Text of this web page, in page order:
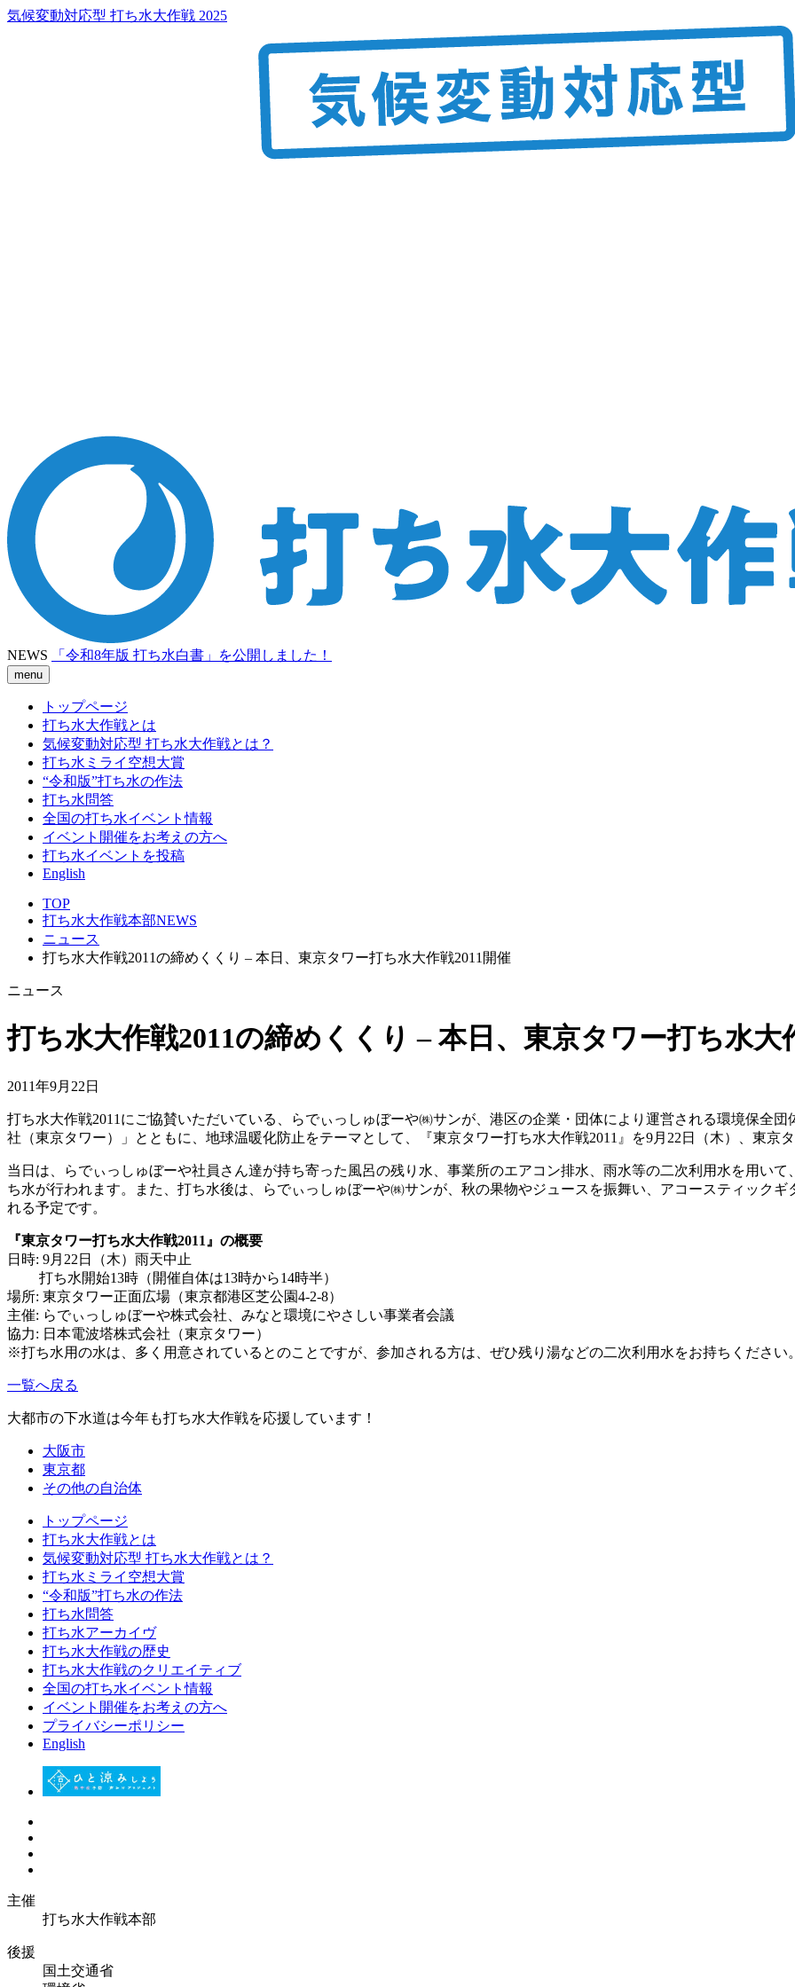
気候変動対応型 打ち水大作戦 2025
NEWS 「令和8年版 打ち水白書」を公開しました！
menu
トップページ
打ち水大作戦とは
気候変動対応型 打ち水大作戦とは？
打ち水ミライ空想大賞
“令和版”打ち水の作法
打ち水問答
全国の打ち水イベント情報
イベント開催をお考えの方へ
打ち水イベントを投稿
English
TOP
打ち水大作戦本部NEWS
ニュース
打ち水大作戦2011の締めくくり – 本日、東京タワー打ち水大作戦2011開催
ニュース
打ち水大作戦2011の締めくくり – 本日、東京タワー打ち水大
2011年9月22日
打ち水大作戦2011にご協賛いただいている、らでぃっしゅぼーや㈱サンが、港区の企業・団体により運営される環境保全
社（東京タワー）」とともに、地球温暖化防止をテーマとして、『東京タワー打ち水大作戦2011』を9月22日（木）、東京
当日は、らでぃっしゅぼーや社員さん達が持ち寄った風呂の残り水、事業所のエアコン排水、雨水等の二次利用水を用い
ち水が行われます。また、打ち水後は、らでぃっしゅぼーや㈱サンが、秋の果物やジュースを振舞い、アコースティック
れる予定です。
『東京タワー打ち水大作戦2011』の概要
日時: 9月22日（木）雨天中止
打ち水開始13時（開催自体は13時から14時半）
場所: 東京タワー正面広場（東京都港区芝公園4-2-8）
主催: らでぃっしゅぼーや株式会社、みなと環境にやさしい事業者会議
協力: 日本電波塔株式会社（東京タワー）
※打ち水用の水は、多く用意されているとのことですが、参加される方は、ぜひ残り湯などの二次利用水をお持ちください
一覧へ戻る
大都市の下水道は今年も打ち水大作戦を応援しています！
大阪市
東京都
その他の自治体
トップページ
打ち水大作戦とは
気候変動対応型 打ち水大作戦とは？
打ち水ミライ空想大賞
“令和版”打ち水の作法
打ち水問答
打ち水アーカイヴ
打ち水大作戦の歴史
打ち水大作戦のクリエイティブ
全国の打ち水イベント情報
イベント開催をお考えの方へ
プライバシーポリシー
English
主催
打ち水大作戦本部
後援
国土交通省